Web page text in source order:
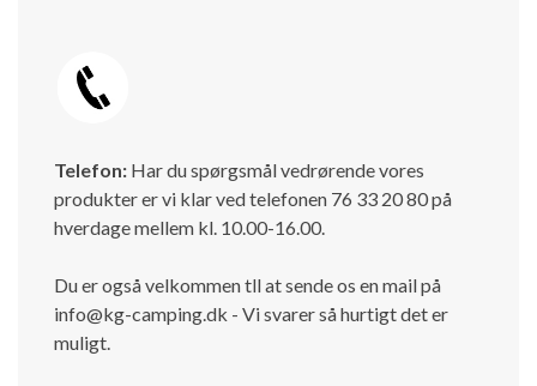
Telefon: Har du spørgsmål vedrørende vores
produkter er vi klar ved telefonen 76 33 20 80 på
hverdage mellem kl. 10.00-16.00.
Du er også velkommen tll at sende os en mail på
info@kg-camping.dk - Vi svarer så hurtigt det er
muligt.